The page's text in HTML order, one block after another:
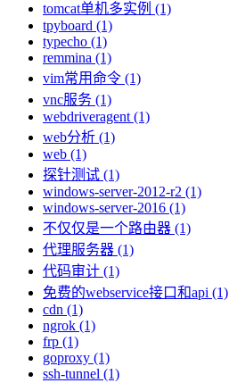
tomcat单机多实例 (1)
tpyboard (1)
typecho (1)
remmina (1)
vim常用命令 (1)
vnc服务 (1)
webdriveragent (1)
web分析 (1)
web (1)
探针测试 (1)
windows-server-2012-r2 (1)
windows-server-2016 (1)
不仅仅是一个路由器 (1)
代理服务器 (1)
代码审计 (1)
免费的webservice接口和api (1)
cdn (1)
ngrok (1)
frp (1)
goproxy (1)
ssh-tunnel (1)